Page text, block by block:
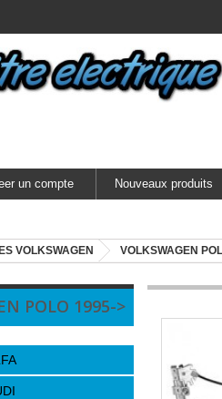
un compte Nouveaux produits
VOLKSWAGEN VOLKSWAGEN
POLO 1995->